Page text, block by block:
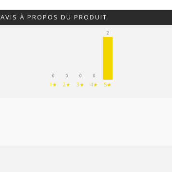
AVIS À PROPOS DU PRODUIT
0
1★
0
2★
0
3★
0
4★
2
5★